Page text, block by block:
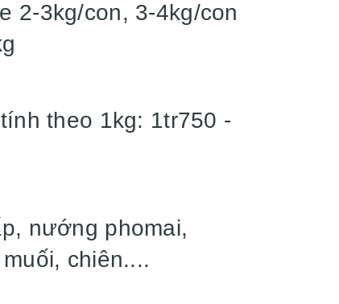
2-3kg/con, 3-4kg/con
theo 1kg: 1tr750 -
nướng phomai,
chiên....